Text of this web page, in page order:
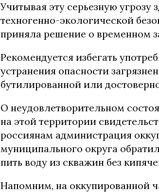
Учитывая эту серьезную
техногенно-экологической
приняла решение о временном
Рекомендуется избегать
устранения опасности
бутилированной или
О неудовлетворительном
на этой территории
россиянам администрация
муниципального округа
пить воду из скважин без
Напомним, на оккупированной